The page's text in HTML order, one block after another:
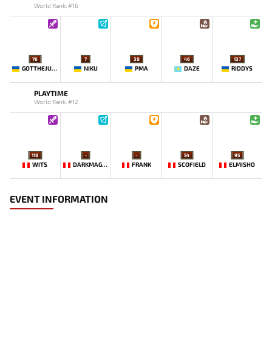
World Rank: #16
76
GOTTHEJUICE
7
NIKU
38
PMA
46
DAZE
137
RIDDYS
PLAYTIME
World Rank: #12
118
WITS
-
DARKMAGO♡
-
FRANK
54
SCOFIELD
95
ELMISHO
EVENT INFORMATION